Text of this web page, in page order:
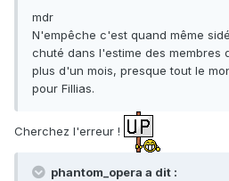
mdr
N'empêche c'est quand même
chuté dans l'estime des membres
plus d'un mois, presque tout le
pour Fillias.
Cherchez l'erreur !
phantom_opera a dit :